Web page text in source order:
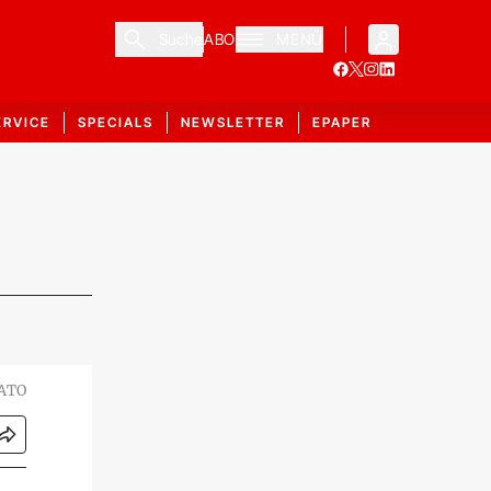
ABO
SPECIALS NEWSLETTER EPAPER